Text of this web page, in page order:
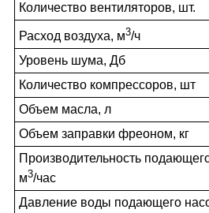
Количество вентиляторов, шт.
Расход воздуха, м3/ч
Уровень шума, Дб
Количество компрессоров, шт
Объем масла, л
Объем заправки фреоном, кг
Производительность
м3/час
Давление воды подающего